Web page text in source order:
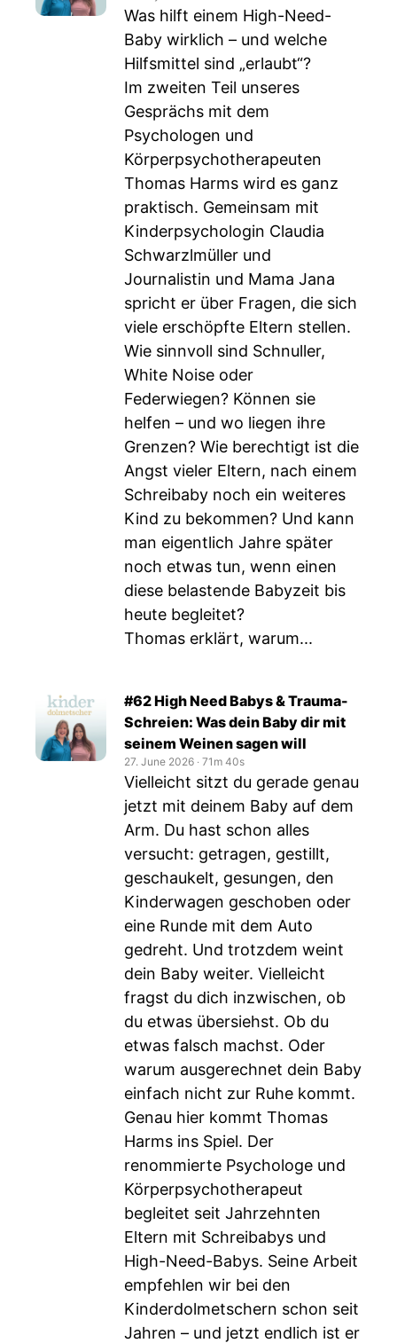
Was hilft einem High-Need-
Baby wirklich – und welche
Hilfsmittel sind „erlaubt“?
Im zweiten Teil unseres
Gesprächs mit dem
Psychologen und
Körperpsychotherapeuten
Thomas Harms wird es ganz
praktisch. Gemeinsam mit
Kinderpsychologin Claudia
Schwarzlmüller und
Journalistin und Mama Jana
spricht er über Fragen, die sich
viele erschöpfte Eltern stellen.
Wie sinnvoll sind Schnuller,
White Noise oder
Federwiegen? Können sie
helfen – und wo liegen ihre
Grenzen? Wie berechtigt ist die
Angst vieler Eltern, nach einem
Schreibaby noch ein weiteres
Kind zu bekommen? Und kann
man eigentlich Jahre später
noch etwas tun, wenn einen
diese belastende Babyzeit bis
heute begleitet?
Thomas erklärt, warum...
#62 High Need Babys & Trauma-
Schreien: Was dein Baby dir mit
seinem Weinen sagen will
27. June 2026 ‧ 71m 40s
Vielleicht sitzt du gerade genau
jetzt mit deinem Baby auf dem
Arm. Du hast schon alles
versucht: getragen, gestillt,
geschaukelt, gesungen, den
Kinderwagen geschoben oder
eine Runde mit dem Auto
gedreht. Und trotzdem weint
dein Baby weiter. Vielleicht
fragst du dich inzwischen, ob
du etwas übersiehst. Ob du
etwas falsch machst. Oder
warum ausgerechnet dein Baby
einfach nicht zur Ruhe kommt.
Genau hier kommt Thomas
Harms ins Spiel. Der
renommierte Psychologe und
Körperpsychotherapeut
begleitet seit Jahrzehnten
Eltern mit Schreibabys und
High-Need-Babys. Seine Arbeit
empfehlen wir bei den
Kinderdolmetschern schon seit
Jahren – und jetzt endlich ist er